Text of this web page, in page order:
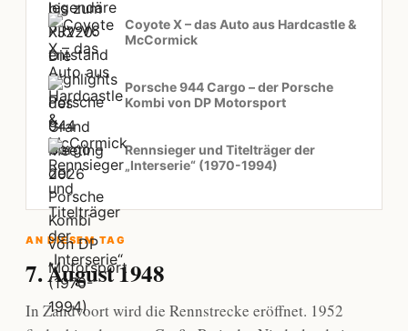
Coyote X – das Auto aus Hardcastle &
McCormick
Porsche 944 Cargo – der Porsche
Kombi von DP Motorsport
Rennsieger und Titelträger der
„Interserie“ (1970-1994)
AN DIESEM TAG
7. August 1948
In Zandvoort wird die Rennstrecke eröffnet. 1952